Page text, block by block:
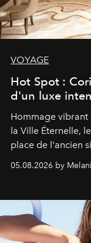
VOYAGE
Hot Spot :
d'un luxe
Hommage
la Ville Éternelle,
place de l'ancien
de vivre Romain
05.08.2026 by